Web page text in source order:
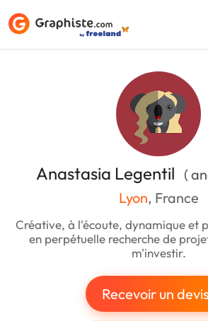
Anastasia Legentil (
Lyon, France
Créative, à l'écoute, dynamique et
en perpétuelle recherche de
m'investir.
Recevoir un devis